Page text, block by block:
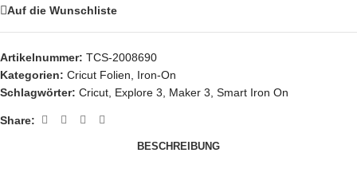
Auf die Wunschliste
Artikelnummer: TCS-2008690
Kategorien: Cricut Folien, Iron-On
Schlagwörter: Cricut, Explore 3, Maker 3, Smart Iron On
Share:
BESCHREIBUNG